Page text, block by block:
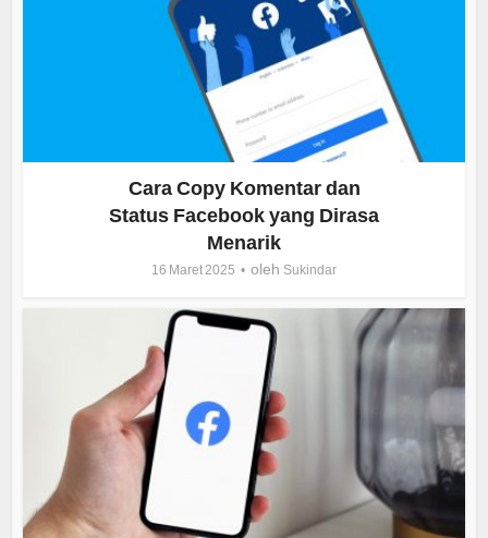
Cara Copy Komentar dan
Status Facebook yang Dirasa
Menarik
16 Maret 2025 oleh Sukindar